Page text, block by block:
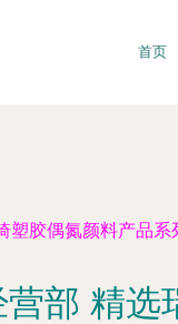
首页
塑胶偶氮颜料产品系
部 精选